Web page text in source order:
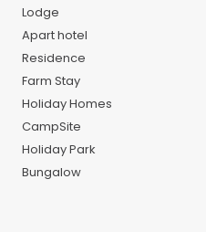
Lodge
Apart hotel
Residence
Farm Stay
Holiday Homes
CampSite
Holiday Park
Bungalow